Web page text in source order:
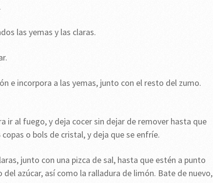
las yemas y las claras.
e incorpora a las yemas, junto con el resto del zumo.
ir al fuego, y deja cocer sin dejar de remover hasta que
o bols de cristal, y deja que se enfríe.
junto con una pizca de sal, hasta que estén a punto
azúcar, así como la ralladura de limón. Bate de nuevo,